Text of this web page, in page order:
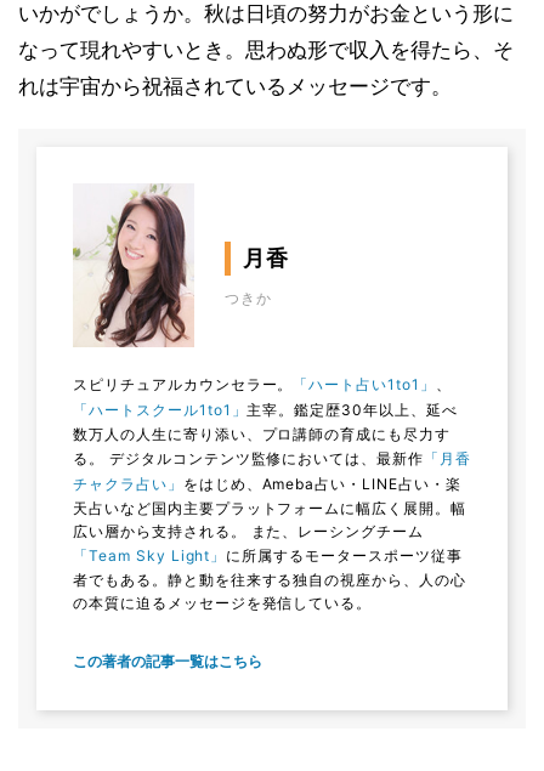
いかがでしょうか。秋は日頃の努力がお金という形に
なって現れやすいとき。思わぬ形で収入を得たら、そ
れは宇宙から祝福されているメッセージです。
月香
つきか
スピリチュアルカウンセラー。 「ハート占い1to1」 、
「ハートスクール1to1」 主宰。鑑定歴30年以上、延べ
数万人の人生に寄り添い、プロ講師の育成にも尽力す
る。 デジタルコンテンツ監修においては、最新作 「月香
チャクラ占い」 をはじめ、Ameba占い・LINE占い・楽
天占いなど国内主要プラットフォームに幅広く展開。幅
広い層から支持される。 また、レーシングチーム
「Team Sky Light」 に所属するモータースポーツ従事
者でもある。静と動を往来する独自の視座から、人の心
の本質に迫るメッセージを発信している。
この著者の記事一覧はこちら